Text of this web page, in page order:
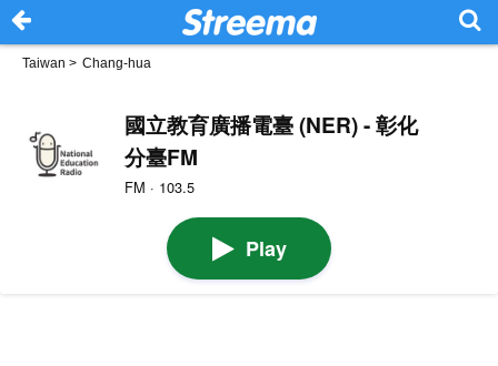
Taiwan > Chang-hua
國立教育廣播電臺 (NER) - 彰化
分臺FM
FM · 103.5
Play